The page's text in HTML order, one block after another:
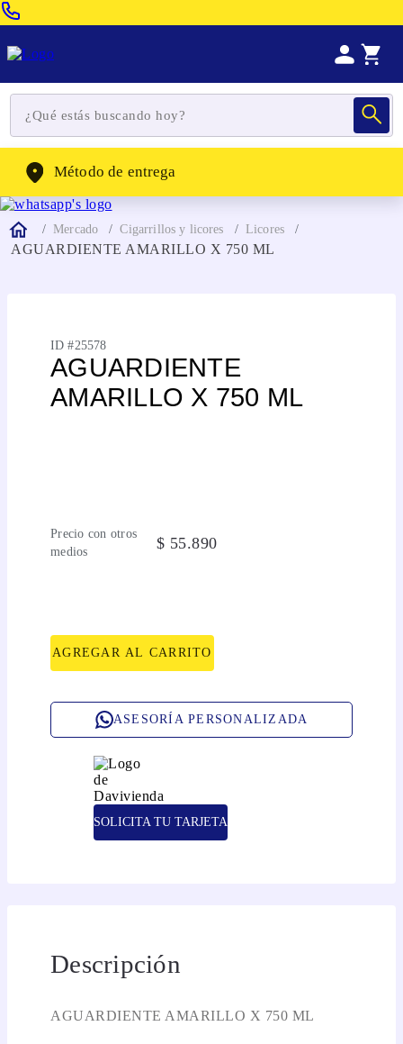
WhatsApp: (302) 262-4104
Método de entrega
Mercado Cigarrillos y licores Licores
AGUARDIENTE AMARILLO X 750 ML
ID #25578
AGUARDIENTE
AMARILLO X 750 ML
Precio con otros
medios
$ 55.890
AGREGAR AL CARRITO
ASESORÍA PERSONALIZADA
SOLICITA TU TARJETA
Descripción
AGUARDIENTE AMARILLO X 750 ML